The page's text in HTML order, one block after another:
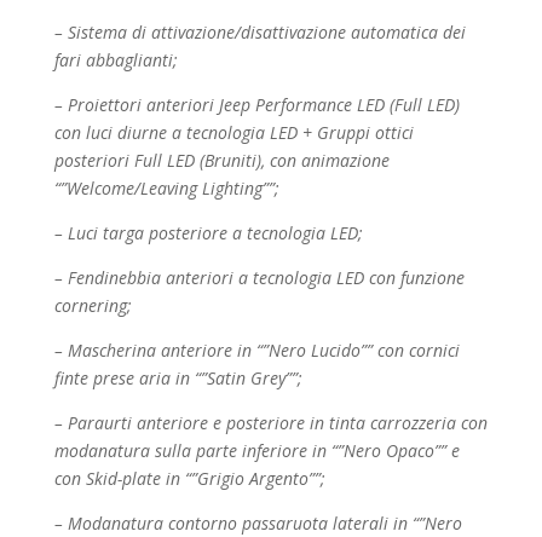
– Sistema di attivazione/disattivazione automatica dei
fari abbaglianti;
– Proiettori anteriori Jeep Performance LED (Full LED)
con luci diurne a tecnologia LED + Gruppiottici
posteriori Full LED (Bruniti), con animazione
“”Welcome/Leaving Lighting””;
– Luci targa posteriore a tecnologia LED;
– Fendinebbia anteriori a tecnologia LED con funzione
cornering;
– Mascherina anteriore in “”Nero Lucido”” con cornici
finte prese aria in “”Satin Grey””;
– Paraurti anteriore e posteriore in tinta carrozzeria con
modanatura sulla parte inferiore in “”Nero Opaco”” e
con Skid-plate in “”Grigio Argento””;
– Modanatura contorno passaruota laterali in “”Nero